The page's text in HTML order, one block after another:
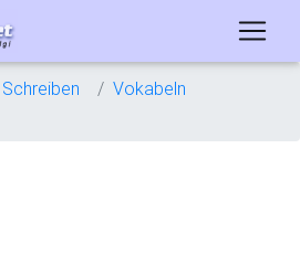
Schreiben
Vokabeln